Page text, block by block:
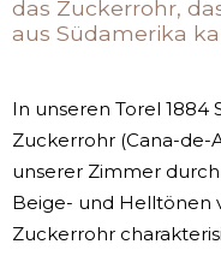
das Zuckerrohr,
aus Südamerika
In unseren Torel 1884
Zuckerrohr (Cana-de-
unserer Zimmer
Beige- und Helltönen
Zuckerrohr